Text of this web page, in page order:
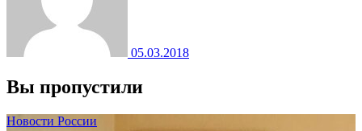
05.03.2018
Вы пропустили
Новости России